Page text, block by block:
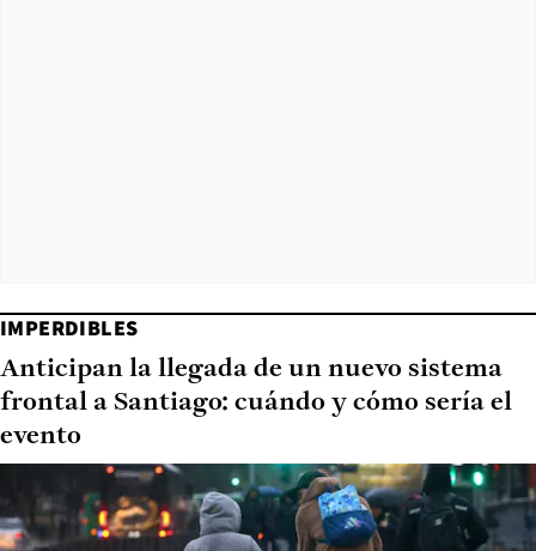
IMPERDIBLES
Anticipan la llegada de un nuevo sistema
frontal a Santiago: cuándo y cómo sería el
evento